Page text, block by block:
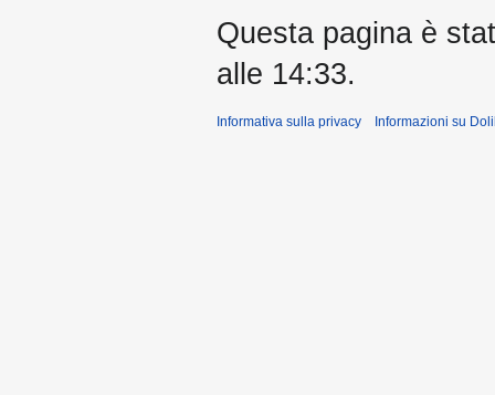
Questa pagina è
alle 14:33.
Informativa sulla privacy Informazioni su